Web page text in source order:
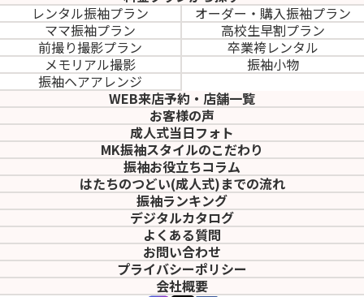
レンタル振袖プラン
オーダー・購入振袖プラン
ママ振袖プラン
高校生早割プラン
前撮り撮影プラン
卒業袴レンタル
メモリアル撮影
振袖小物
振袖ヘアアレンジ
WEB来店予約・店舗一覧
お客様の声
成人式当日フォト
MK振袖スタイルのこだわり
振袖お役立ちコラム
はたちのつどい(成人式)までの流れ
振袖ランキング
デジタルカタログ
よくある質問
お問い合わせ
プライバシーポリシー
会社概要